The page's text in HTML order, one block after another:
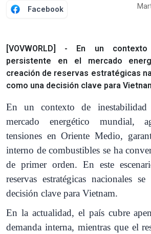
Facebook
[VOVWORLD] - En un
persistente en el mercado
creación de reservas estratégicas
como una decisión clave para
En un contexto de inestabilidad
mercado energético mundial,
tensiones en Oriente Medio,
interno de combustibles se ha
de primer orden. En este
reservas estratégicas nacionales
decisión clave para Vietnam.
En la actualidad, el país cubre
demanda interna, mientras que el